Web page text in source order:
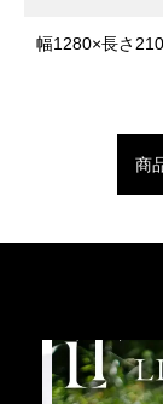
幅1280×長さ
商